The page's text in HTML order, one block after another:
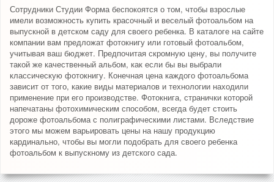
Сотрудники Студии Форма беспокоятся о том, чтобы взрослые
имели возможность купить красочный и веселый фотоальбом на
выпускной в детском саду для своего ребенка. В каталоге на сайте
компании вам предложат фотокнигу или готовый фотоальбом,
учитывая ваш бюджет. Предпочитая скромную цену, вы получите
такой же качественный альбом, как если бы вы выбрали
классическую фотокнигу. Конечная цена каждого фотоальбома
зависит от того, какие виды материалов и технологии находили
применение при его производстве. Фотокнига, странички которой
напечатаны фотохимическим способом, всегда будет стоить
дороже фотоальбома с полиграфическими листами. Вследствие
этого мы можем варьировать цены на нашу продукцию
кардинально, чтобы вы могли подобрать для своего ребенка
фотоальбом к выпускному из детского сада.